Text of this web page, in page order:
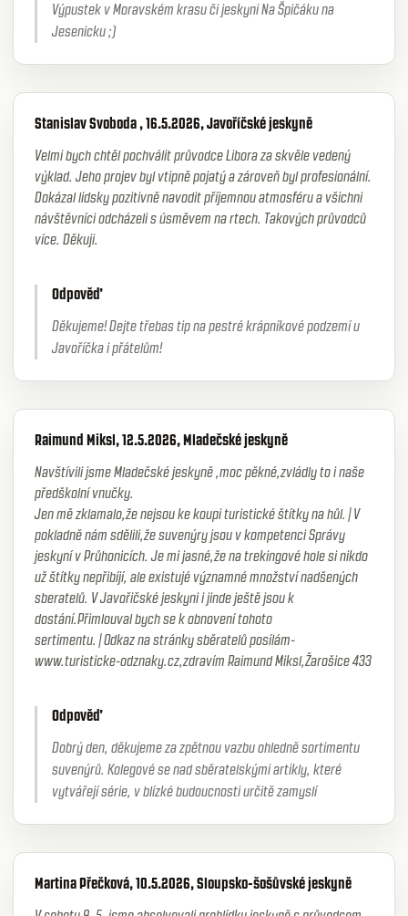
Výpustek v Moravském krasu či jeskyni Na Špičáku na
Jesenicku ;)
Stanislav Svoboda , 16.5.2026, Javoříčské jeskyně
Velmi bych chtěl pochválit průvodce Libora za skvěle vedený
výklad. Jeho projev byl vtipně pojatý a zároveň byl profesionální.
Dokázal lidsky pozitivně navodit příjemnou atmosféru a všichni
návštěvníci odcházeli s úsměvem na rtech. Takových průvodců
více. Děkuji.
Odpověď
Děkujeme! Dejte třebas tip na pestré krápníkové podzemí u
Javoříčka i přátelům!
Raimund Miksl, 12.5.2026, Mladečské jeskyně
Navštívili jsme Mladečské jeskyně ,moc pěkné,zvládly to i naše
předškolní vnučky.
Jen mě zklamalo,že nejsou ke koupi turistické štítky na hůl.|V
pokladně nám sdělili,že suvenýry jsou v kompetenci Správy
jeskyní v Průhonicích. Je mi jasné,že na trekingové hole si nikdo
už štítky nepřibíjí, ale existujé významné množství nadšených
sberatelů. V Javořičské jeskyni i jinde ještě jsou k
dostání.Přimlouval bych se k obnovení tohoto
sertimentu.|Odkaz na stránky sběratelů posílám-
www.turisticke-odznaky.cz,zdravím Raimund Miksl,Žarošice 433
Odpověď
Dobrý den, děkujeme za zpětnou vazbu ohledně sortimentu
suvenýrů. Kolegové se nad sběratelskými artikly, které
vytvářejí série, v blízké budoucnosti určitě zamyslí
Martina Přečková, 10.5.2026, Sloupsko-šošůvské jeskyně